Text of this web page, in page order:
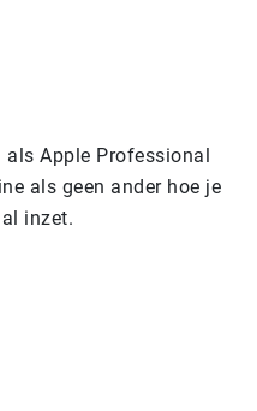
als Apple Professional
als geen ander hoe je
inzet.